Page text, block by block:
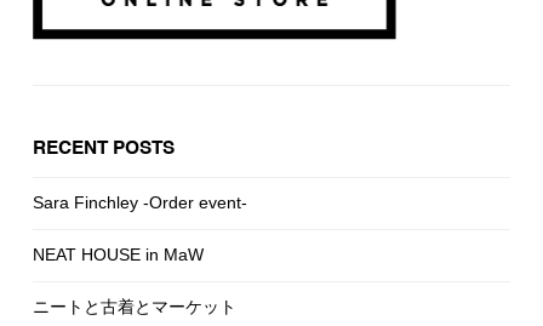
RECENT POSTS
Sara Finchley -Order event-
NEAT HOUSE in MaW
ニートと古着とマーケット